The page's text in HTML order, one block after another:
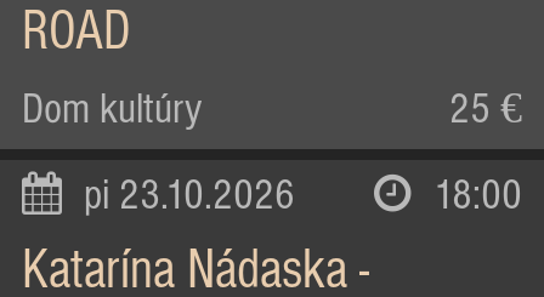
ROAD
Dom kultúry 25 €
pi 23.10.2026 18:00
Katarína Nádaska -